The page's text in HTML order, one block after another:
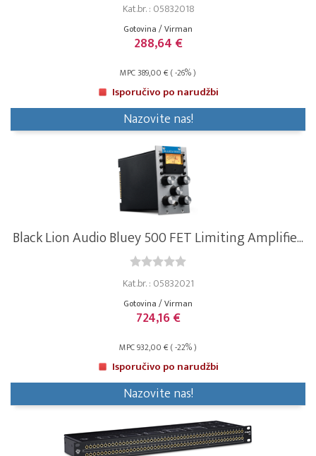
Kat.br. : 05832018
Gotovina / Virman
288,64 €
MPC 389,00 € ( -26% )
Isporučivo po narudžbi
Nazovite nas!
Black Lion Audio Bluey 500 FET Limiting Amplifie...
Kat.br. : 05832021
Gotovina / Virman
724,16 €
MPC 932,00 € ( -22% )
Isporučivo po narudžbi
Nazovite nas!